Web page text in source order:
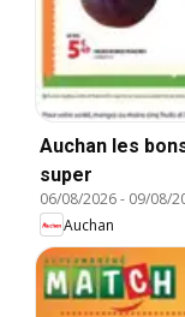
Auchan les
super
06/08/2026- 09/08/
Auchan